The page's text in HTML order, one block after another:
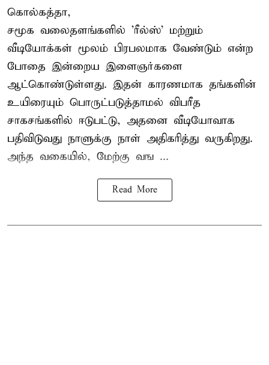
கொல்கத்தா,
சமூக வலைதளங்களில் 'ரீல்ஸ்' மற்றும்
வீடியோக்கள் மூலம் பிரபலமாக வேண்டும் என்ற
போதை இன்றைய இளைஞர்களை
ஆட்கொண்டுள்ளது. இதன் காரணமாக தங்களின்
உயிரையும் பொருட்படுத்தாமல் விபரீத
சாகசங்களில் ஈடுபட்டு, அதனை வீடியோவாக
பதிவிடுவது நாளுக்கு நாள் அதிகரித்து வருகிறது.
அந்த வகையில், மேற்கு வங ...
Read More